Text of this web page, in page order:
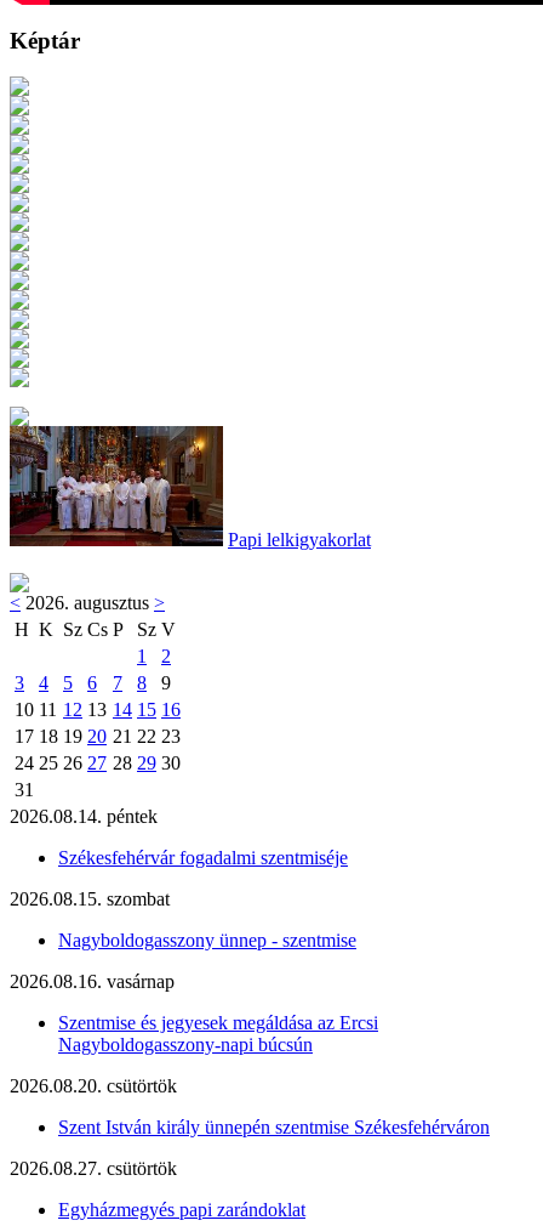
Képtár
Papi lelkigyakorlat
< 2026. augusztus >
H K Sz Cs P Sz V
1
2
3
4 5 6 7 8
9
10 11 12 13 14 15 16
17 18 19 20 21 22 23
24 25 26 27 28 29 30
31
2026.08.14. péntek
Székesfehérvár fogadalmi szentmiséje
2026.08.15. szombat
Nagyboldogasszony ünnep - szentmise
2026.08.16. vasárnap
Szentmise és jegyesek megáldása az Ercsi
Nagyboldogasszony-napi búcsún
2026.08.20. csütörtök
Szent István király ünnepén szentmise Székesfehérváron
2026.08.27. csütörtök
Egyházmegyés papi zarándoklat